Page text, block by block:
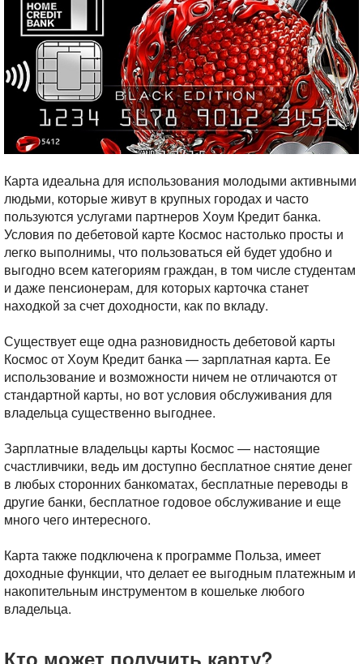
Карта идеальна для использования молодыми активными
людьми, которые живут в крупных городах и часто
пользуются услугами партнеров Хоум Кредит банка.
Условия по дебетовой карте Космос настолько просты и
легко выполнимы, что пользоваться ей будет удобно и
выгодно всем категориям граждан, в том числе студентам
и даже пенсионерам, для которых карточка станет
находкой за счет доходности, как по вкладу.
Существует еще одна разновидность дебетовой карты
Космос от Хоум Кредит банка — зарплатная карта. Ее
использование и возможности ничем не отличаются от
стандартной карты, но вот условия обслуживания для
владельца существенно выгоднее.
Зарплатные владельцы карты Космос — настоящие
счастливчики, ведь им доступно бесплатное снятие денег
в любых сторонних банкоматах, бесплатные переводы в
другие банки, бесплатное годовое обслуживание и еще
много чего интересного.
Карта также подключена к программе Польза, имеет
доходные функции, что делает ее выгодным платежным и
накопительным инструментом в кошельке любого
владельца.
Кто может получить карту?